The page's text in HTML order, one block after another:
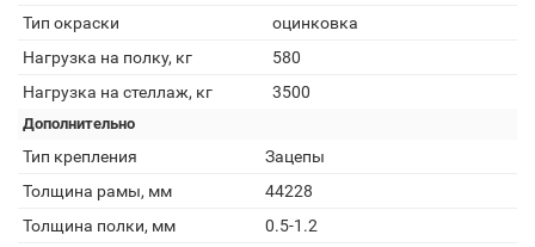
Тип окраски
оцинковка
Нагрузка на полку, кг
580
Нагрузка на стеллаж, кг
3500
Дополнительно
Тип крепления
Зацепы
Толщина рамы, мм
44228
Толщина полки, мм
0.5-1.2